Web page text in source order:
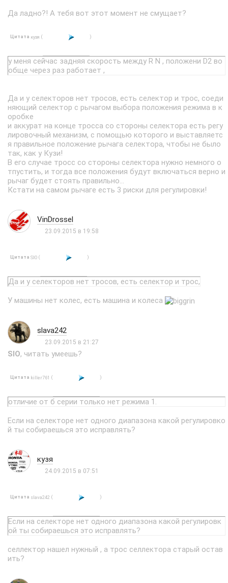
Да ладно?! А тебя вот этот момент не смущает?
Цитата кузя ( )
у меня сейчас задняя скорость между R N , положени D2 во
обще через раз работает ,
Да и у селекторов нет тросов, есть селектор и трос, соеди
няющий селектор с рычагом выбора положения режима в к
оробке
и аккурат на конце тросса со стороны селектора есть регу
лировочный механизм, с помощью которого и выставляетс
я правильное положение рычага селектора, чтобы не было
так, как у Кузи!
В его случае тросс со стороны селектора нужно немного о
тпустить, и тогда все положения будут включаться верно и
рычаг будет стоять правильно...
Кстати на самом рычаге есть 3 риски для регулировки!
VinDrossel
23.09.2015 в 19:58
Цитата SIO ( )
Да и у селекторов нет тросов, есть селектор и трос,
У машины нет колес, есть машина и колеса
slava242
23.09.2015 в 21:27
SIO, читать умеешь?
Цитата killer761 ( )
отличие от б серии только нет режима 1.
Если на селекторе нет одного диапазона какой регулировко
й ты собираешься это исправлять?
кузя
24.09.2015 в 07:51
Цитата slava242 ( )
Если на селекторе нет одного диапазона какой регулировк
ой ты собираешься это исправлять?
селлектор нашел нужный , а трос селлектора старый остав
ить?